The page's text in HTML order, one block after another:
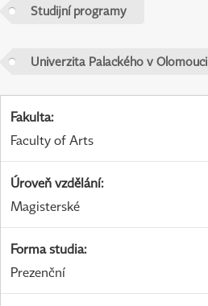
Studijní programy
Univerzita Palackého v Olomouci
Fakulta:
Faculty of Arts
Úroveň vzdělání:
Magisterské
Forma studia:
Prezenční